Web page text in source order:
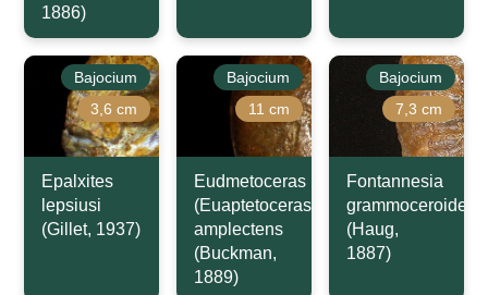
1886)
Bajocium
3,6 cm
Epalxites
lepsiusi
(Gillet, 1937)
Bajocium
11 cm
Eudmetoceras
(Euaptetoceras)
amplectens
(Buckman,
1889)
Bajocium
7,3 cm
Fontannesia
grammoceroides
(Haug,
1887)